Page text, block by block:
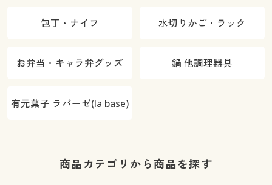
包丁・ナイフ 水切りかご・ラック
お弁当・キャラ弁グッズ 鍋 他調理器具
有元葉子 ラバーゼ(la base)
商品カテゴリから商品を探す